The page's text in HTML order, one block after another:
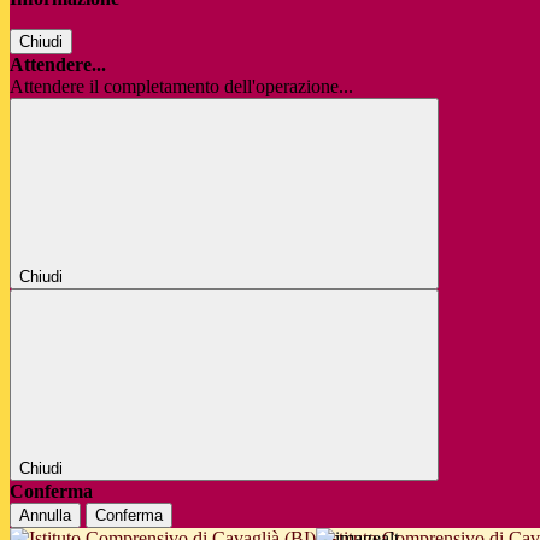
Chiudi
Attendere...
Attendere il completamento dell'operazione...
Chiudi
Chiudi
Conferma
Annulla Conferma